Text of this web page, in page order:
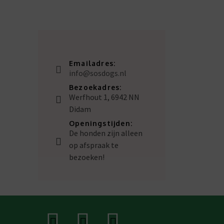
Emailadres:
info@sosdogs.nl
Bezoekadres:
Werfhout 1, 6942 NN
Didam
Openingstijden:
De honden zijn alleen
op afspraak te
bezoeken!